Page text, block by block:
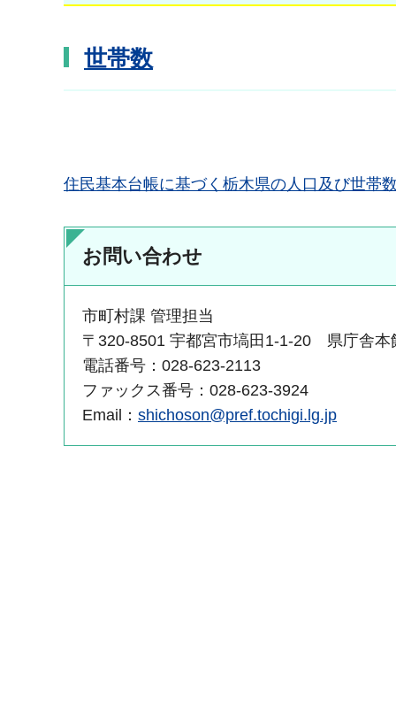
世帯数
住民基本台帳に基づく栃木県の人口及び世帯
お問い合わせ
市町村課 管理担当
〒320-8501 宇都宮市塙田1-1-20 県庁舎本
電話番号：028-623-2113
ファックス番号：028-623-3924
Email： shichoson@pref.tochigi.lg.jp